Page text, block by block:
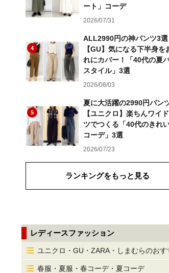
ート」コーデ
2026/07/31
4
ALL2990円の神パンツ3選
【GU】気になる下半身を
れにカバー！「40代の夏
スタイル」3選
2026/08/03
5
夏に大活躍の2990円パン
【ユニクロ】楽ちんワイ
ツでつくる「40代のきれ
コーデ」3選
2026/07/23
ランキングをもっと見る
レディースファッション
ユニクロ・GU・ZARA・しまむらのおす
春服・夏服・春コーデ・夏コーデ